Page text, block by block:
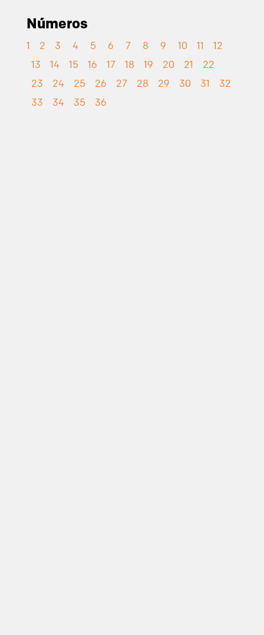
Números
1 2 3 4 5 6 7 8 9 10 11
12
13
14 15 16 17 18 19 20 21
22
23
24 25 26 27 28 29 30 31
32
33
34 35 36